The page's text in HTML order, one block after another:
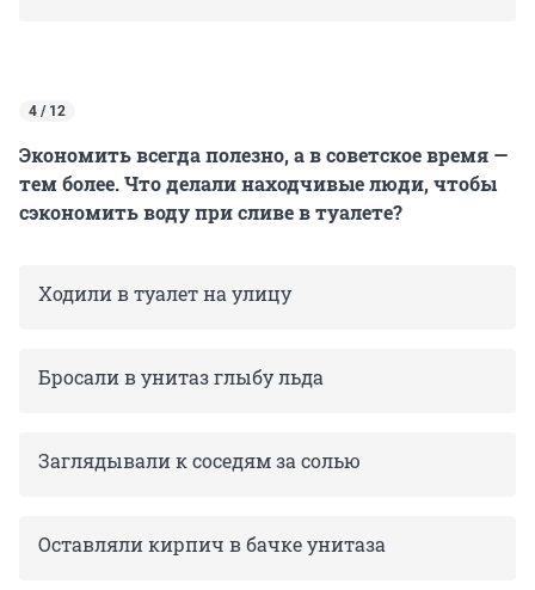
4 / 12
Экономить всегда полезно, а в советское время —
тем более. Что делали находчивые люди, чтобы
сэкономить воду при сливе в туалете?
Ходили в туалет на улицу
Бросали в унитаз глыбу льда
Заглядывали к соседям за солью
Оставляли кирпич в бачке унитаза